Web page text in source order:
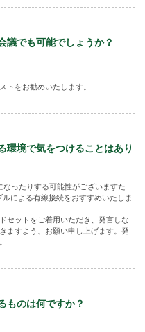
議でも可能でしょうか？
トをお勧めいたします。
環境で気をつけることはあり
ったりする可能性がございますた
による有線接続をおすすめいたしま
セットをご着用いただき、発言しな
ますよう、お願い申し上げます。発
ものは何ですか？